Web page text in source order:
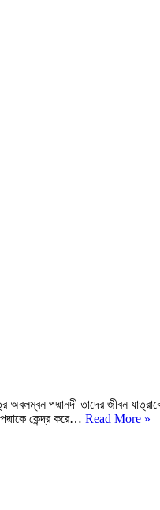
অবলম্বন পদ্মানদী তাদের জীবন
কেন্দ্র করে… Read More »